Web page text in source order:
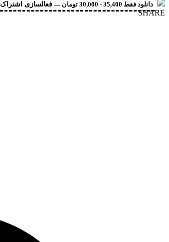
دانلود فقط 35,400 - 30,000 تومان — فعالسازی اشتراک
SHARE